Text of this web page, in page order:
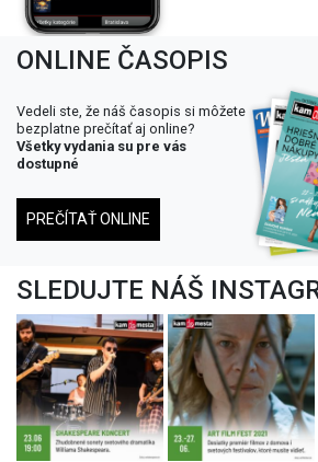
ONLINE ČASOPIS
Vedeli ste, že náš časopis si môžete
bezplatne prečítať aj online?
Všetky vydania su pre vás
dostupné
PREČÍTAŤ ONLINE
SLEDUJTE NÁŠ